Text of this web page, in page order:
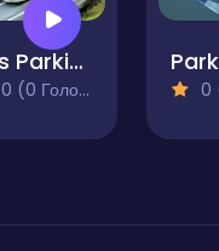
Bus Parking Simulator
0 (0 Голосів) 0